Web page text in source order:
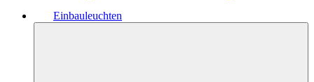
Einbauleuchten